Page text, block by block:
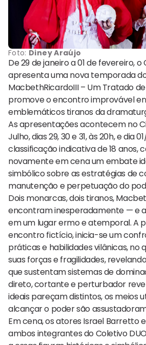
Foto: Diney Araújo
De 29 de janeiro a 01 de fevereiro, o
apresenta uma nova temporada
MacbethRicardoIII – Um Tratado
promove o encontro improvável
emblemáticos tiranos da
As apresentações acontecem no
Julho, dias 29, 30 e 31, às 20h, e dia
classificação indicativa de 18 anos,
novamente em cena um embate
simbólico sobre as estratégias de
manutenção e perpetuação do
Dois monarcas, dois tiranos,
encontram inesperadamente — e
em um lugar ermo e atemporal. A
encontro fictício, inicia-se um
práticas e habilidades vilânicas, no
suas forças e fragilidades,
que sustentam sistemas de
direto, cortante e perturbador
ideais pareçam distintos, os meios
alcançar o poder são
Em cena, os atores Israel Barretto
ambos integrantes do Coletivo